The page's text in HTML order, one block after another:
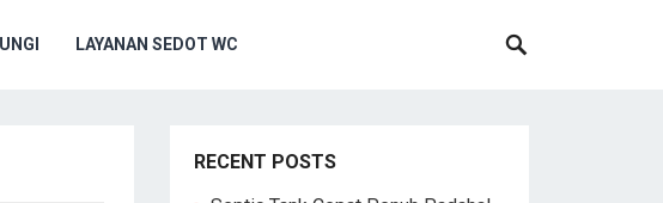
LAYANAN SEDOT WC
RECENT POSTS